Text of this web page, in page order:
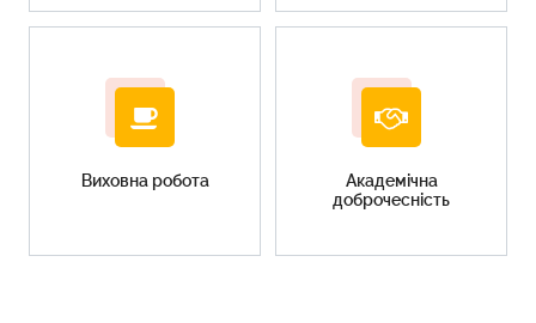
Виховна робота
Академічна
доброчесність